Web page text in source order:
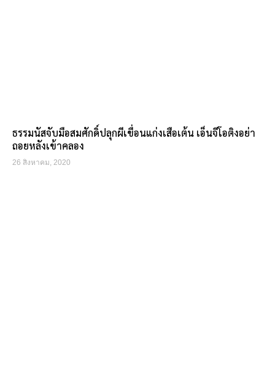
ธรรมนัสจับมือสมศักดิ์ปลุกผีเขื่อนแก่งเสือเต้น เอ็นจีโอติงอย่า
ถอยหลังเข้าคลอง
26 สิงหาคม, 2020